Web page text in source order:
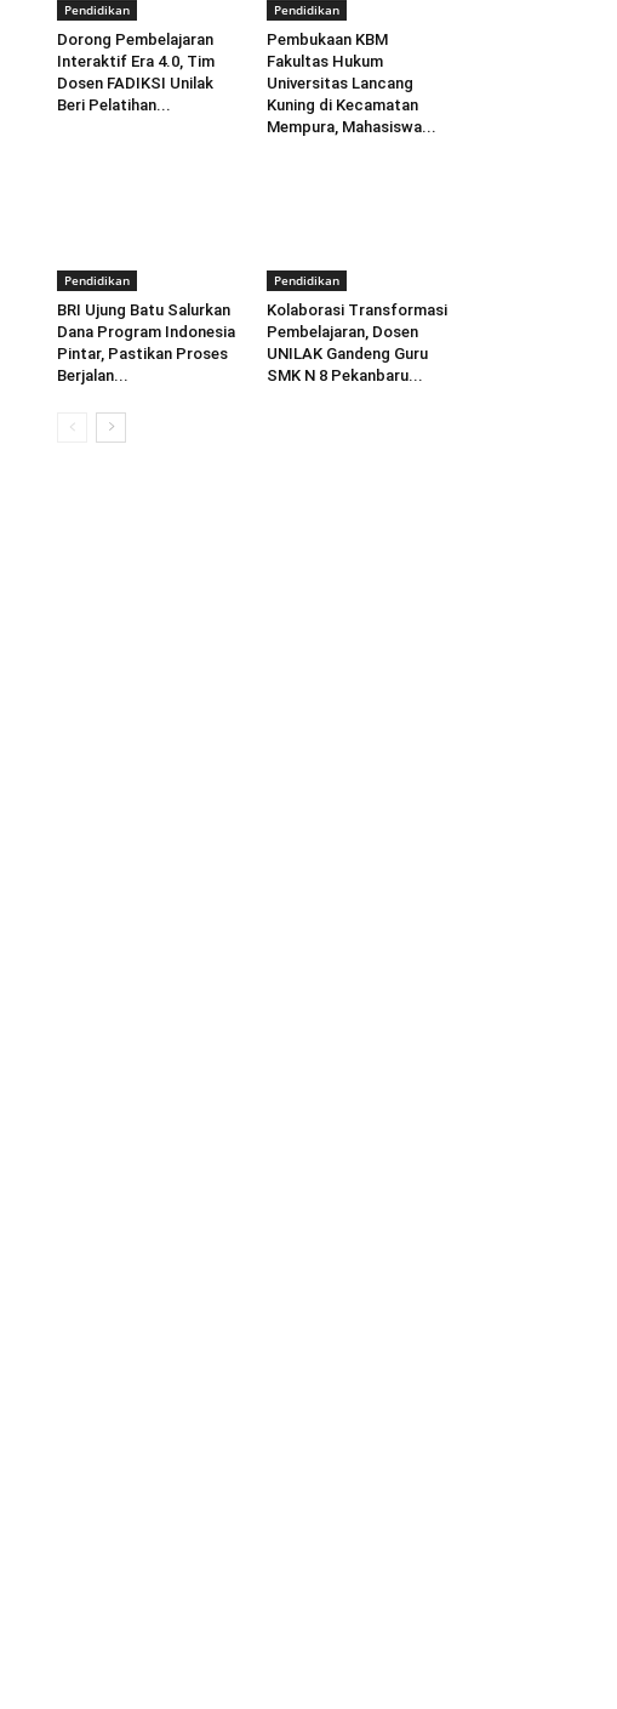
Pendidikan
Dorong Pembelajaran
Interaktif Era 4.0, Tim
Dosen FADIKSI Unilak
Beri Pelatihan...
Pendidikan
Pembukaan KBM
Fakultas Hukum
Universitas Lancang
Kuning di Kecamatan
Mempura, Mahasiswa...
Pendidikan
BRI Ujung Batu Salurkan
Dana Program Indonesia
Pintar, Pastikan Proses
Berjalan...
Pendidikan
Kolaborasi Transformasi
Pembelajaran, Dosen
UNILAK Gandeng Guru
SMK N 8 Pekanbaru...